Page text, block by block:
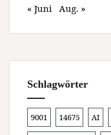
« Juni Aug. »
Schlagwörter
9001 14675 AI